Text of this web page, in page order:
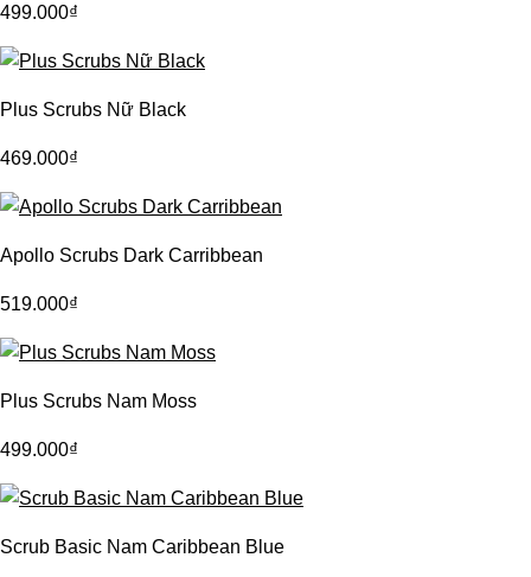
499.000₫
Plus Scrubs Nữ Black
469.000₫
Apollo Scrubs Dark Carribbean
519.000₫
Plus Scrubs Nam Moss
499.000₫
Scrub Basic Nam Caribbean Blue